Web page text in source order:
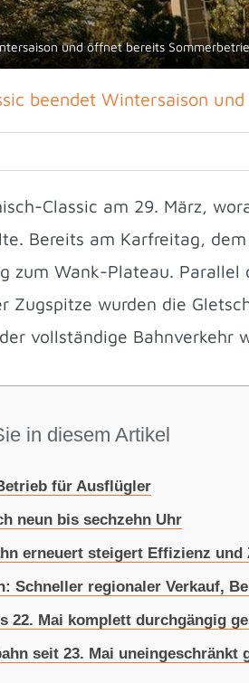
und öffnet bereits
beendet Wintersaison
Classic am 29. März,
Bereits am Karfreitag,
zum Wank-Plateau.
Zugspitze wurden die
vollständige Bahnverkehr
in diesem Artikel
für Ausflügler
neun bis sechzehn Uhr
erneuert steigert Effizienz und
Schneller regionaler Verkauf,
22. Mai komplett durchgängig
seit 23. Mai uneingeschränkt